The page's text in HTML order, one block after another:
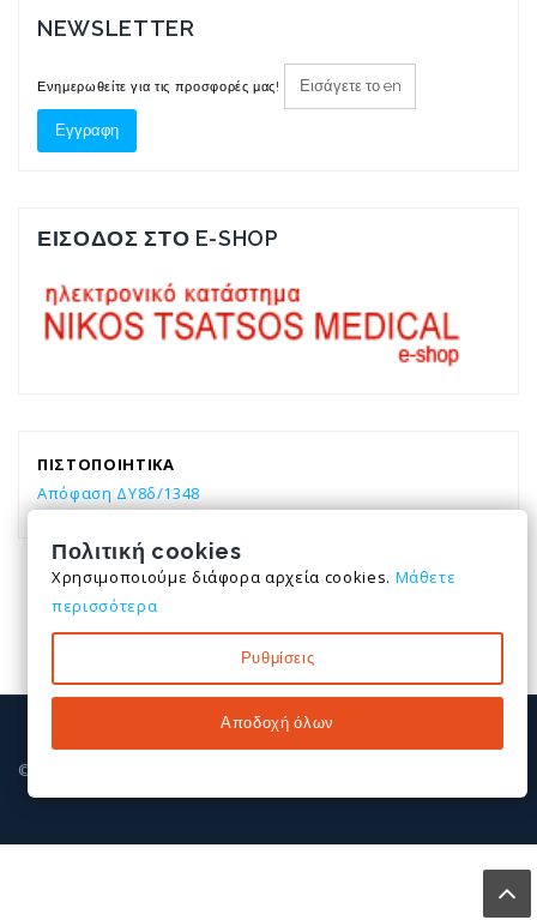
NEWSLETTER
Ενημερωθείτε για τις προσφορές μας!
ΕΙΣΟΔΟΣ ΣΤΟ E-SHOP
ΠΙΣΤΟΠΟΙΗΤΙΚΑ
Απόφαση ΔΥ8δ/1348
© All rights reserved. 2026
Πολιτική cookies
Χρησιμοποιούμε διάφορα αρχεία cookies. Μάθετε
περισσότερα
Ρυθμίσεις
Αποδοχή όλων